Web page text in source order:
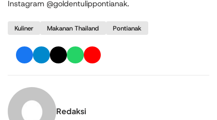
Instagram @goldentulippontianak.
Kuliner Makanan Thailand Pontianak
Redaksi